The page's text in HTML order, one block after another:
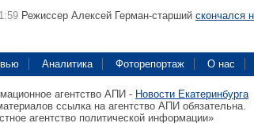
Режиссер Алексей Герман-старший скончался
Аналитика Фоторепортаж О нас
агентство АПИ - Новости Екатеринбурга
ссылка на агентство АПИ обязательна.
агентство политической информации»